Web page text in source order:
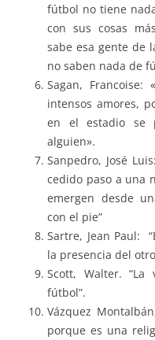
fútbol no tiene
con sus cosas
sabe esa gente de
no saben nada de
Sagan,
intensos amores,
en el estadio se
alguien».
Sanpedro, José
cedido paso a una
emergen desde
con el pie”
Sartre, Jean Paul:
la presencia del
Scott, Walter.
fútbol”.
Vázquez
porque es una